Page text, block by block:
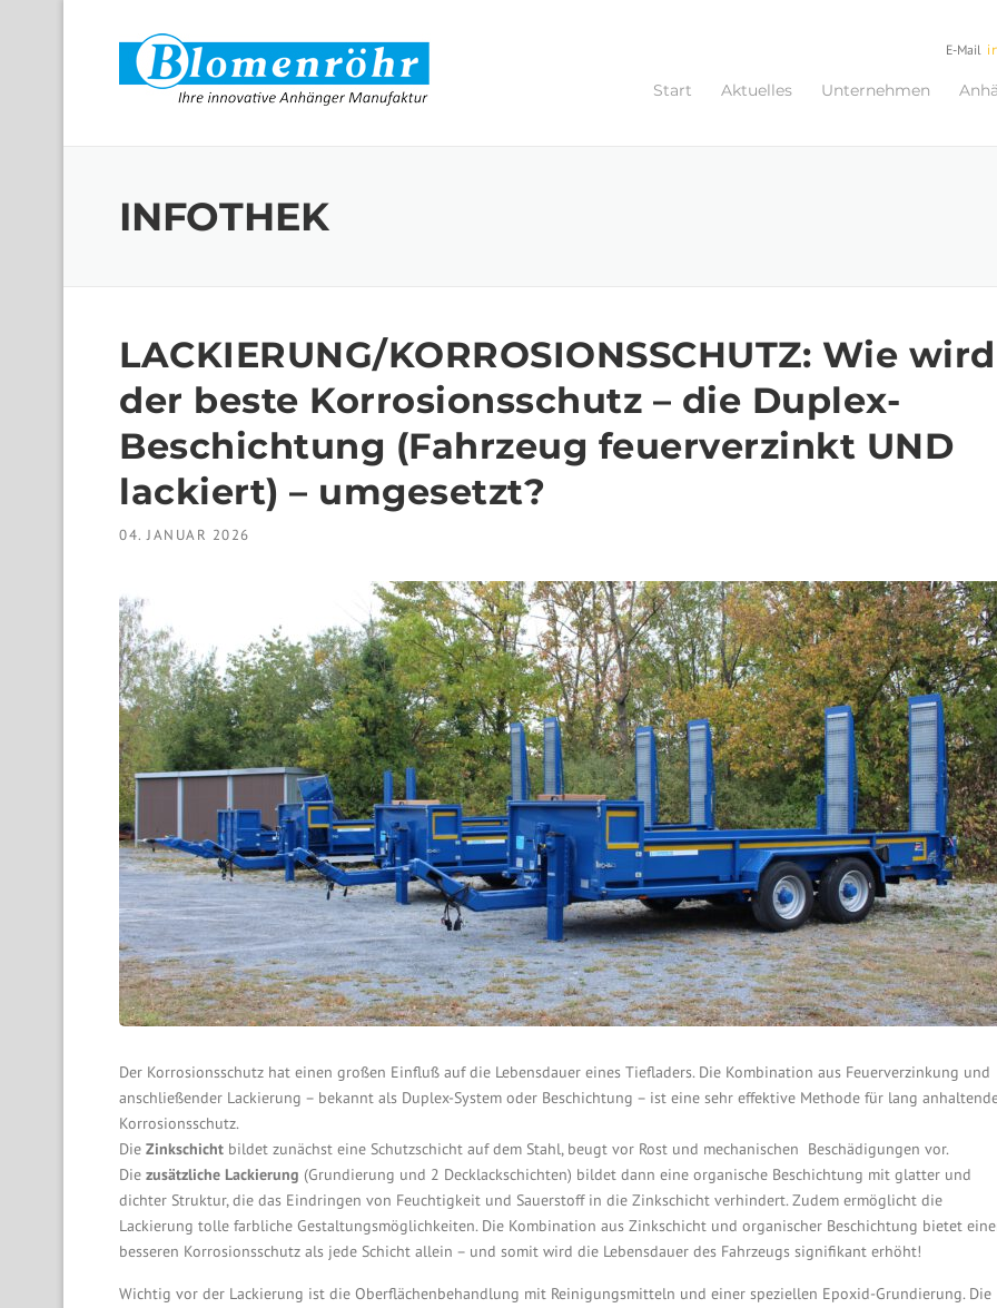
E-Mail
Start Aktuelles Unternehmen
INFOTHEK
LACKIERUNG/KORROSIONSSCHUTZ: Wie wird
der beste Korrosionsschutz – die Duplex-
Beschichtung (Fahrzeug feuerverzinkt UND
lackiert) – umgesetzt?
04. JANUAR 2026
Der Korrosionsschutz hat einen großen Einfluß auf die Lebensdauer eines Tiefladers. Die Kombination aus Feuerverzinkung und
anschließender Lackierung – bekannt als Duplex-System oder Beschichtung – ist eine sehr effektive Methode für lang
Korrosionsschutz.
Die Zinkschicht bildet zunächst eine Schutzschicht auf dem Stahl, beugt vor Rost und mechanischen Beschädigungen vor.
Die zusätzliche Lackierung (Grundierung und 2 Decklackschichten) bildet dann eine organische Beschichtung mit glatter und
dichter Struktur, die das Eindringen von Feuchtigkeit und Sauerstoff in die Zinkschicht verhindert. Zudem ermöglicht die
Lackierung tolle farbliche Gestaltungsmöglichkeiten. Die Kombination aus Zinkschicht und organischer Beschichtung bietet
besseren Korrosionsschutz als jede Schicht allein – und somit wird die Lebensdauer des Fahrzeugs signifikant erhöht!
Wichtig vor der Lackierung ist die Oberflächenbehandlung mit Reinigungsmitteln und einer speziellen Epoxid-Grundierung. Die